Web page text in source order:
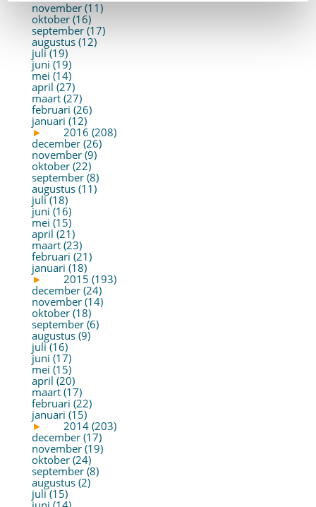
november (11)
oktober (16)
september (17)
augustus (12)
juli (19)
juni (19)
mei (14)
april (27)
maart (27)
februari (26)
januari (12)
►
2016 (208)
december (26)
november (9)
oktober (22)
september (8)
augustus (11)
juli (18)
juni (16)
mei (15)
april (21)
maart (23)
februari (21)
januari (18)
►
2015 (193)
december (24)
november (14)
oktober (18)
september (6)
augustus (9)
juli (16)
juni (17)
mei (15)
april (20)
maart (17)
februari (22)
januari (15)
►
2014 (203)
december (17)
november (19)
oktober (24)
september (8)
augustus (2)
juli (15)